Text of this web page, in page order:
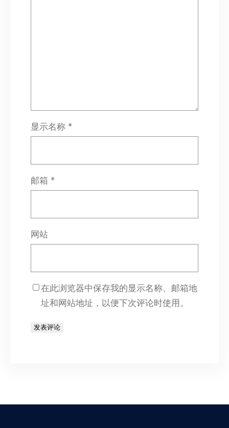
显示名称 *
邮箱 *
网站
在此浏览器中保存我的显示名称、邮箱地
址和网站地址，以便下次评论时使用。